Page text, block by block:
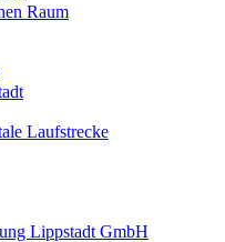
Raum
Laufstrecke
Lippstadt GmbH